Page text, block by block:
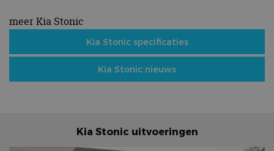
meer Kia Stonic
Kia Stonic specificaties
Kia Stonic nieuws
Kia Stonic uitvoeringen